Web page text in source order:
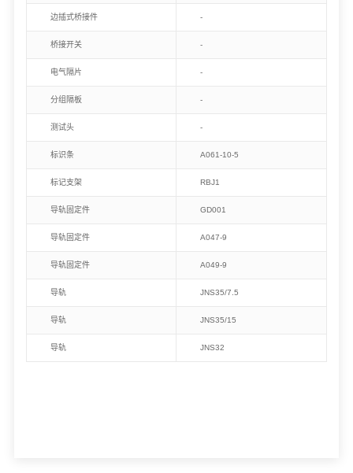
边插式桥接件 -
桥接开关 -
电气隔片 -
分组隔板 -
测试头 -
标识条 A061-10-5
标记支架 RBJ1
导轨固定件 GD001
导轨固定件 A047-9
导轨固定件 A049-9
导轨 JNS35/7.5
导轨 JNS35/15
导轨 JNS32